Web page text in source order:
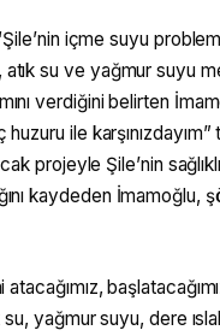
içme suyu
su ve yağmur suyu
verdiğini belirten
huzuru ile karşınızdayım”
projeyle Şile’nin
kaydeden İmamoğlu,
yağmur suyu, dere